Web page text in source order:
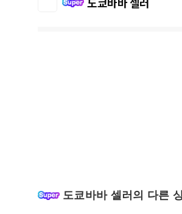
도쿄바바 셀러의 다른